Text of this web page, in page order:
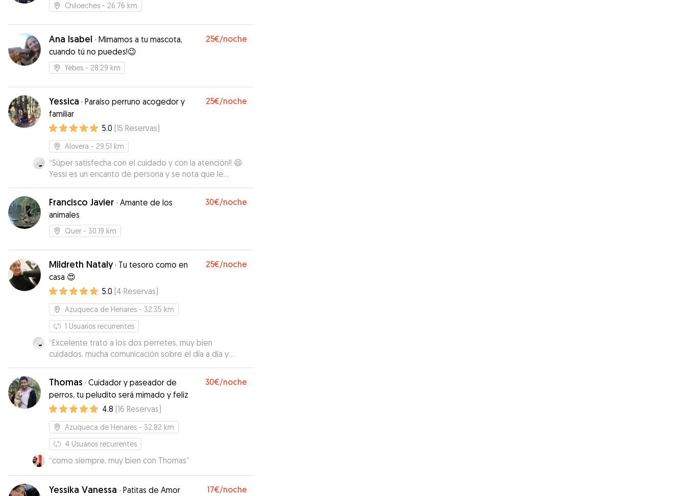
Chiloeches - 26.76 km
Ana Isabel · Mimamos a tu mascota,
cuando tú no puedes!😉
25€/noche
Yebes - 28.29 km
Yessica · Paraíso perruno acogedor y
familiar
25€/noche
5.0 (15 Reservas)
Alovera - 29.51 km
“Súper satisfecha con el cuidado y con la atención!! 😄
Yessi es un encanto de persona y se nota que le
encantan los perros. Los acoge muy bien y me estuvo
pasando fotos todos los días. Nos da mucha
tranquilidad y si volviera a necesitar el servicio, lo
solicitaría totalmente con ella. Un placer 🫶
Francisco Javier · Amante de los
animales
30€/noche
Quer - 30.19 km
Mildreth Nataly· Tu tesoro como en
casa 😍
25€/noche
5.0 (4 Reservas)
Azuqueca de Henares - 32.35 km
1 Usuarios recurrentes
“Excelente trato a los dos perretes, muy bien
cuidados, mucha comunicación sobre el día a día y
también con fotos y vídeos de ellos”
Thomas · Cuidador y paseador de
perros, tu peludito será mimado y feliz
30€/noche
4.8 (16 Reservas)
Azuqueca de Henares - 32.82 km
4 Usuarios recurrentes
“como siempre, muy bien con Thomas”
Yessika Vanessa · Patitas de Amor 17€/noche